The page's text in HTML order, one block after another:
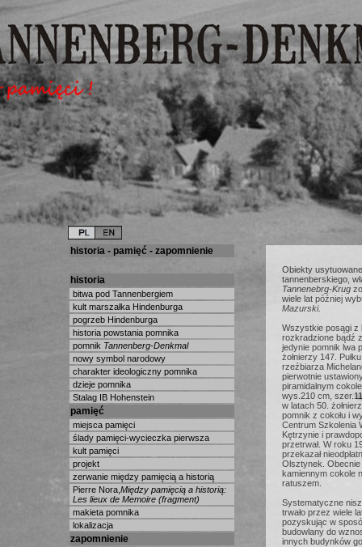
historia - pamięć - zapomnienie
historia
bitwa pod Tannenbergiem
kult marszałka Hindenburga
pogrzeb Hindenburga
historia powstania pomnika
pomnik Tannenberg-Denkmal
nowy symbol narodowy
charakter ideologiczny pomnika
dzieje pomnika
Stalag IB Hohenstein
pamięć
miejsca pamięci
ślady pamięci-wycieczka pierwsza
kult pamięci
projekt
zerwanie między pamięcią a historią
Pierre Nora, Między pamięcią a historią:
Les lieux de Memoire (fragment)
makieta pomnika
lokalizacja
zapomnienie
Obiekty
tannenberskiego,
Tannenebrg-Krug
wiele lat później
Mazurski.
Wszystkie posągi z
rozkradzione bądź
jedynie pomnik lwa
żołnierzy 147.
rzeźbiarza
pierwotnie
piramidalnym
wys.210 cm,
w latach 50.
pomnik z cokołu i
Centrum Szkolenia
Kętrzynie i
przetrwał. W roku
przekazał
Olsztynek.
kamiennym cokole
ratuszem.
Systematyczne
trwało przez wiele
pozyskując w
budowlany do
innych budynków